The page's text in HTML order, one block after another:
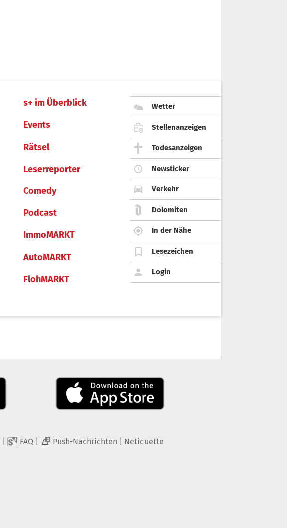
s+ im Überblick
Events
Rätsel
Leserreporter
Comedy
Podcast
ImmoMARKT
AutoMARKT
FlohMARKT
Wetter
Stellenanzeigen
Todesanzeigen
Newsticker
Verkehr
Dolomiten
In der Nähe
Lesezeichen
Login
FAQ 2 Push-Nachrichten Netiquette